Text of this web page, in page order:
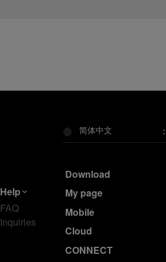
简体中文
Help
FAQ
Inquiries
Download
My page
Mobile
Cloud
CONNECT